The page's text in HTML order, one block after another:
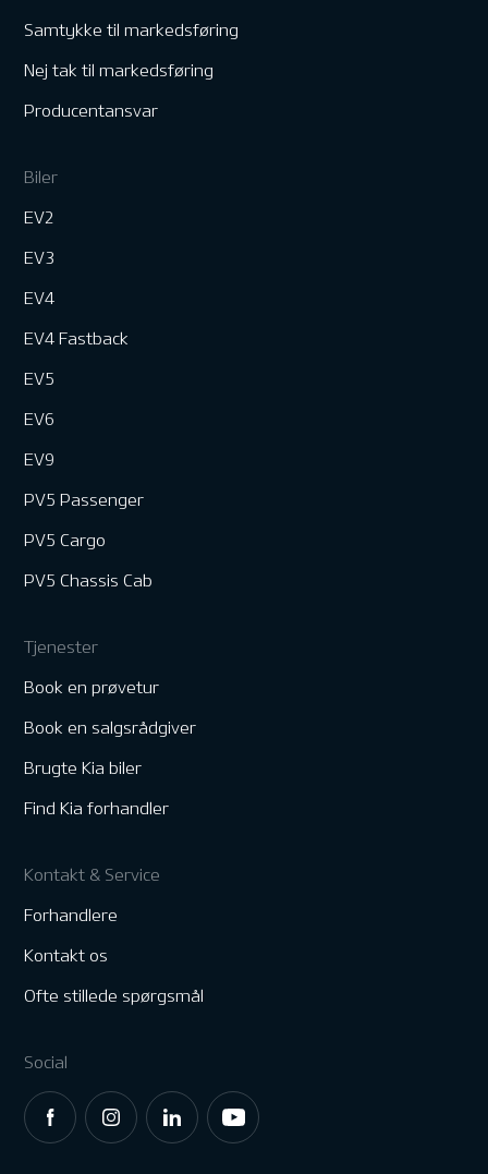
Samtykke til markedsføring
Nej tak til markedsføring
Producentansvar
Biler
EV2
EV3
EV4
EV4 Fastback
EV5
EV6
EV9
PV5 Passenger
PV5 Cargo
PV5 Chassis Cab
Tjenester
Book en prøvetur
Book en salgsrådgiver
Brugte Kia biler
Find Kia forhandler
Kontakt & Service
Forhandlere
Kontakt os
Ofte stillede spørgsmål
Social